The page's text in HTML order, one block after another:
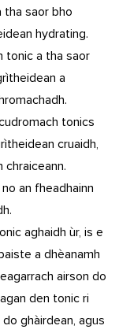
tha saor bho
hydrating.
tonic a tha saor
a
tonics
cruaidh,
chraiceann.
an fheadhainn
aghaidh ùr, is e
a dhèanamh
airson do
den tonic ri
ghàirdean, agus